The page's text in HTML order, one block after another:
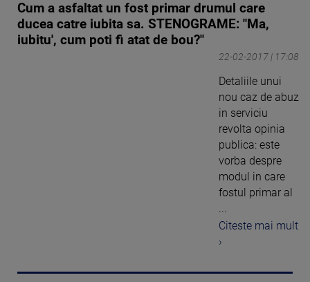
Cum a asfaltat un fost primar drumul care
ducea catre iubita sa. STENOGRAME: "Ma,
iubitu', cum poti fi atat de bou?"
22-02-2017 | 17:08
Detaliile unui
nou caz de abuz
in serviciu
revolta opinia
publica: este
vorba despre
modul in care
fostul primar al
...
Citeste mai mult
›